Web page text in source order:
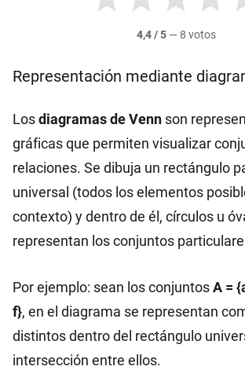
4,4 / 5— 8 votos
Representación mediante
Losdiagramas de Venn son
gráficas que permiten visualizar
relaciones. Se dibuja un rectángulo
universal (todos los elementos
contexto) y dentro de él, círculos u
representan los conjuntos
Por ejemplo: sean los conjuntosA =
f}, en el diagrama se representan
distintos dentro del rectángulo
intersección entre ellos.